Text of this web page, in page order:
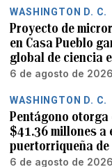
WASHINGTON D. C.
Proyecto de
en Casa Pueblo
global de ciencia
6 de agosto de
WASHINGTON D. C.
Pentágono
$41.36 millones a
puertorriqueña de
6 de agosto de